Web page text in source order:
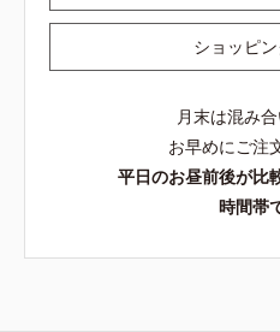
ショッピ
月末は混み
お早めにご注
平日のお昼前後が比
時間帯